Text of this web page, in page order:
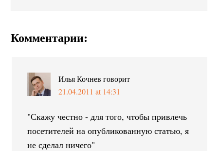
Комментарии:
Илья Кочнев говорит
21.04.2011 at 14:31
"Скажу честно - для того, чтобы привлечь
посетителей на опубликованную статью, я
не сделал ничего"